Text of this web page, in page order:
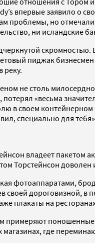
впервые заявило о
проблемы, но
ни исландские
пиджак
реку.
не столь
потерял «весьма
в своем
специально для
владеет пакетом
Торстейнсон
фотоаппаратами,
своей дороговизной, в
плакаты на
примеряют
где